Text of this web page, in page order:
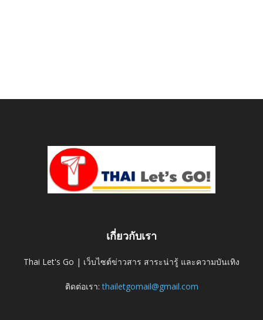
เกี่ยวกับเรา
Thai Let's Go | เว็บไซต์ข่าวสาร สาระน่ารู้ และความบันเทิง
ติดต่อเรา:thailetgomail@gmail.com